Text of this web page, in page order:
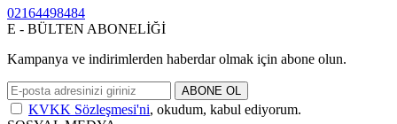
02164498484
E - BÜLTEN ABONELİĞİ
Kampanya ve indirimlerden haberdar olmak için abone olun.
ABONE OL
KVKK Sözleşmesi'ni, okudum, kabul ediyorum.